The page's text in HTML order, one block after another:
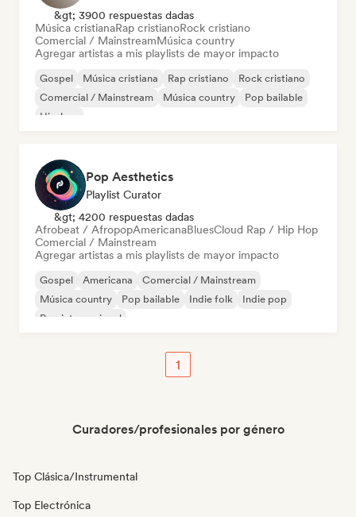
&gt; 3900 respuestas dadas
Música cristianaRap cristianoRock cristiano
Comercial / MainstreamMúsica country
Agregar artistas a mis playlists de mayor impacto
Gospel Música cristiana Rap cristiano
Rock cristiano
Comercial / Mainstream
Música country
Pop bailable
Hip-hop
Pop Aesthetics
Playlist Curator
&gt; 4200 respuestas dadas
Afrobeat / AfropopAmericanaBluesCloud Rap / Hip Hop
Comercial / Mainstream
Agregar artistas a mis playlists de mayor impacto
Gospel Americana
Comercial / Mainstream
Música country
Pop bailable Indie folk
Indie pop
Pop internacional
1
Curadores/profesionales por género
Top Clásica/Instrumental
Top Electrónica